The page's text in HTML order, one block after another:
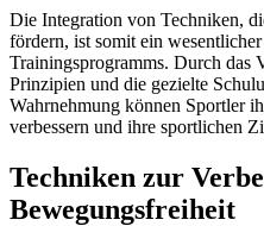
Die Integration von Techniken,
fördern, ist somit ein
Trainingsprogramms. Durch das
Prinzipien und die gezielte
Wahrnehmung können Sportler
verbessern und ihre sportlichen
Techniken zur
Bewegungsfreiheit